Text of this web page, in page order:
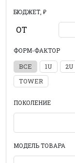
БЮДЖЕТ, ₽
ОТ
ФОРМ-ФАКТОР
ВСЕ 1U 2U
TOWER
ПОКОЛЕНИЕ
МОДЕЛЬ ТОВАРА